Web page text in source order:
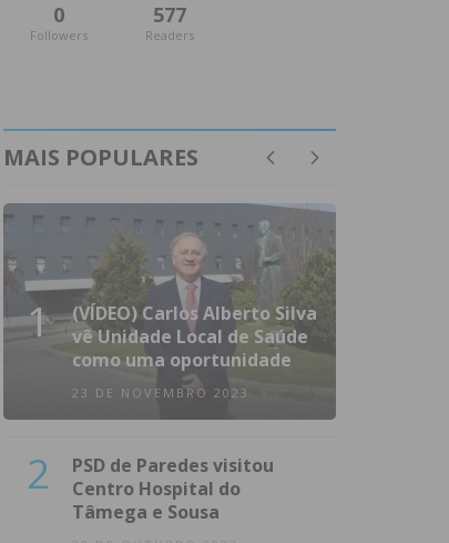
0
Followers
577
Readers
MAIS POPULARES
1
(VÍDEO) Carlos Alberto Silva
vê Unidade Local de Saúde
como uma oportunidade
23 DE NOVEMBRO 2023
2
PSD de Paredes visitou
Centro Hospital do
Tâmega e Sousa